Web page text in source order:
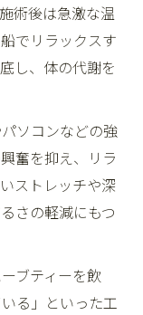
術後は急激な温
でリラックスす
し、体の代謝を
ソコンなどの強
奮を抑え、リラ
ストレッチや深
さの軽減にもつ
ブティーを飲
る」といった工